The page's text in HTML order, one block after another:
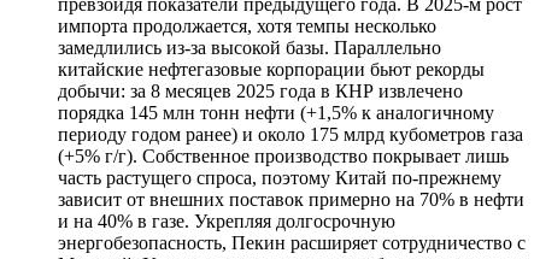
превзойдя показатели предыдущего года. В 2025-м рост
импорта продолжается, хотя темпы несколько
замедлились из-за высокой базы. Параллельно
китайские нефтегазовые корпорации бьют рекорды
добычи: за 8 месяцев 2025 года в КНР извлечено
порядка 145 млн тонн нефти (+1,5% к аналогичному
периоду годом ранее) и около 175 млрд кубометров газа
(+5% г/г). Собственное производство покрывает лишь
часть растущего спроса, поэтому Китай по-прежнему
зависит от внешних поставок примерно на 70% в нефти
и на 40% в газе. Укрепляя долгосрочную
энергобезопасность, Пекин расширяет сотрудничество с